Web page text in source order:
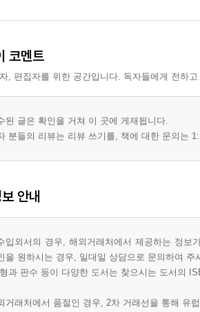
코멘트
, 편집자를 위한 공간입니다. 독자들에게 전하
된 글은 확인을 거쳐 이 곳에 게재됩니다.
분들의 리뷰는 리뷰 쓰기를, 책에 대한 문의는
안내
입외서의 경우, 해외거래처에서 제공하는 정
을 원하시는 경우, 일대일 상담으로 문의하여 주
과 판수 등이 다양한 도서는 찾으시는 도서의
거래처에서 품절인 경우, 2차 거래선을 통해 유